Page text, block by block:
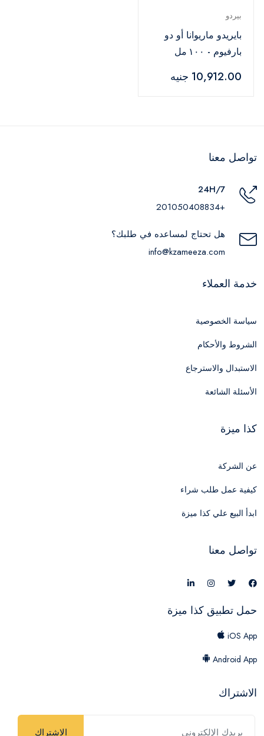
بيردو
بايريدو ماريوانا أو دو
بارفيوم - ١٠٠ مل
10,912.00 جنيه
تواصل معنا
24H/7
+201050408834
هل تحتاج لمساعده في طلبك؟
info@kzameeza.com
خدمة العملاء
سياسة الخصوصية
الشروط والأحكام
الاستبدال والاسترجاع
الأسئلة الشائعة
كذا ميزة
عن الشركة
كيفية عمل طلب شراء
ابدأ البيع علي كذا ميزة
تواصل معنا
حمل تطبيق كذا ميزة
iOS App
Android App
الاشتراك
الاشتراك